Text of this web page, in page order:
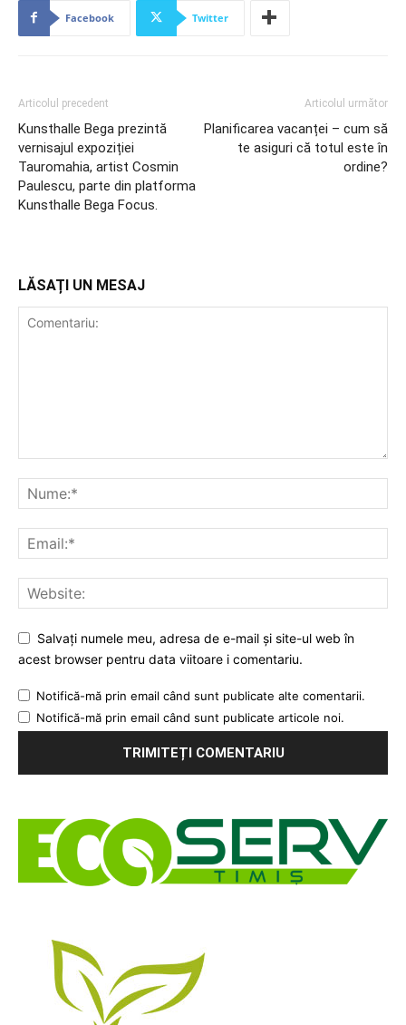
Facebook Twitter
Articolul precedent
Kunsthalle Bega prezintă
vernisajul expoziției
Tauromahia, artist Cosmin
Paulescu, parte din platforma
Kunsthalle Bega Focus.
Articolul următor
Planificarea vacanței – cum să
te asiguri că totul este în
ordine?
LĂSAȚI UN MESAJ
Salvați numele meu, adresa de e-mail și site-ul web în
acest browser pentru data viitoare i comentariu.
Notifică-mă prin email când sunt publicate alte comentarii.
Notifică-mă prin email când sunt publicate articole noi.